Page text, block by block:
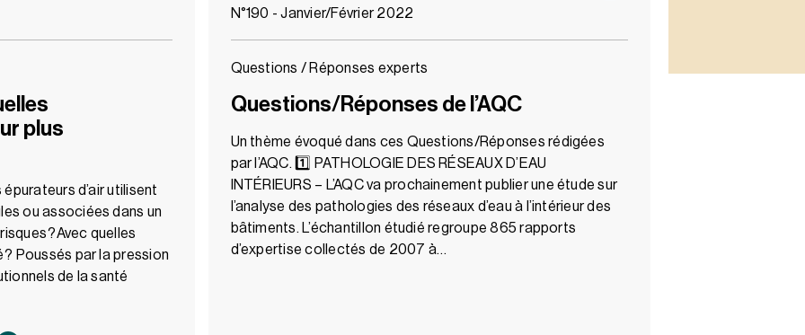
plus
d’air utilisent
ou associées dans un
?Avec quelles
Poussés par la pression
de la santé
N°190 - Janvier/Février 2022
Questions / Réponses experts
Questions/Réponses de l’AQC
Un thème évoqué dans ces Questions/Réponses rédigées
par l’AQC. 1️⃣ PATHOLOGIE DES RÉSEAUX D’EAU
INTÉRIEURS – L’AQC va prochainement publier une étude sur
l’analyse des pathologies des réseaux d’eau à l’intérieur des
bâtiments. L’échantillon étudié regroupe 865 rapports
d’expertise collectés de 2007 à…